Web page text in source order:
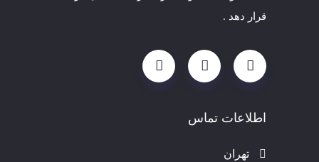
قرار دهد .
اطلاعات تماس
تهران